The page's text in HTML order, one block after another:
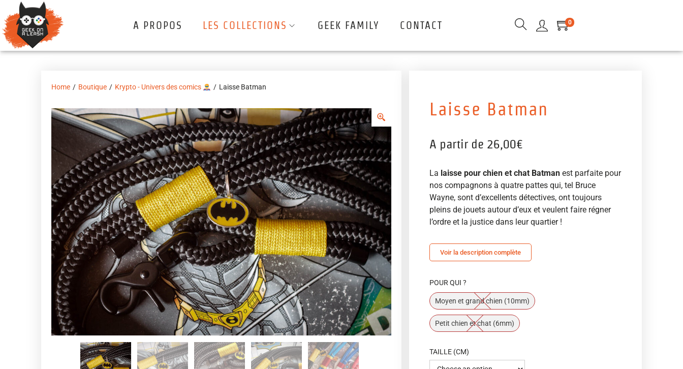
A PROPOS LES COLLECTIONS GEEK FAMILY CONTACT 0
Home / Boutique / Krypto - Univers des comics / Laisse Batman
Laisse Batman
A partir de 26,00€
La laisse pour chien et chat Batman est parfaite pour
nos compagnons à quatre pattes qui, tel Bruce
Wayne, sont d’excellents détectives, ont toujours
pleins de jouets autour d’eux et veulent faire régner
l’ordre et la justice dans leur quartier !
Voir la description complète
POUR QUI ?
Moyen et grand chien (10mm)
Petit chien et chat (6mm)
TAILLE (CM)